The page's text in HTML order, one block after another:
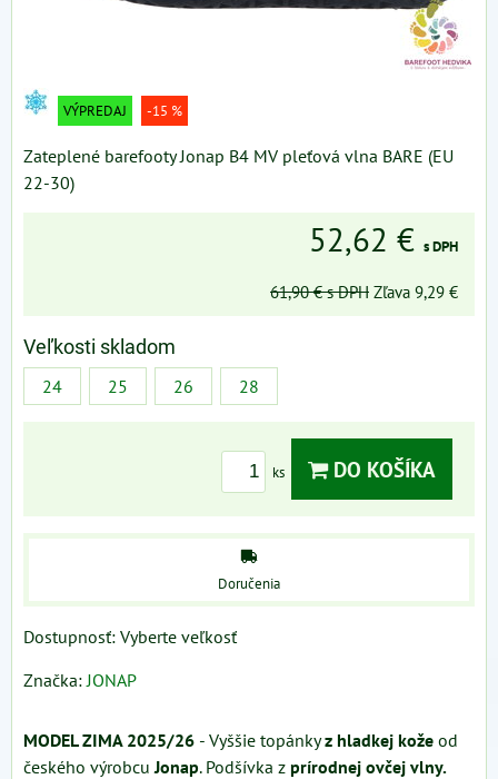
VÝPREDAJ -15 %
Zateplené barefooty Jonap B4 MV pleťová vlna BARE (EU
22-30)
52,62 € s DPH
61,90 € s DPH Zľava 9,29 €
Veľkosti skladom
24 25 26 28
ks DO KOŠÍKA
Doručenia
Dostupnosť: Vyberte veľkosť
Značka: JONAP
MODEL ZIMA 2025/26 - Vyššie topánkyz hladkej kože od
českého výrobcu Jonap. Podšívka z prírodnej ovčej vlny.